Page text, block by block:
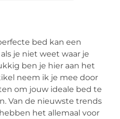
bed kan een
je niet weet waar je
ben je hier aan het
neem ik je mee door
om jouw ideale bed te
Van de nieuwste trends
het allemaal voor